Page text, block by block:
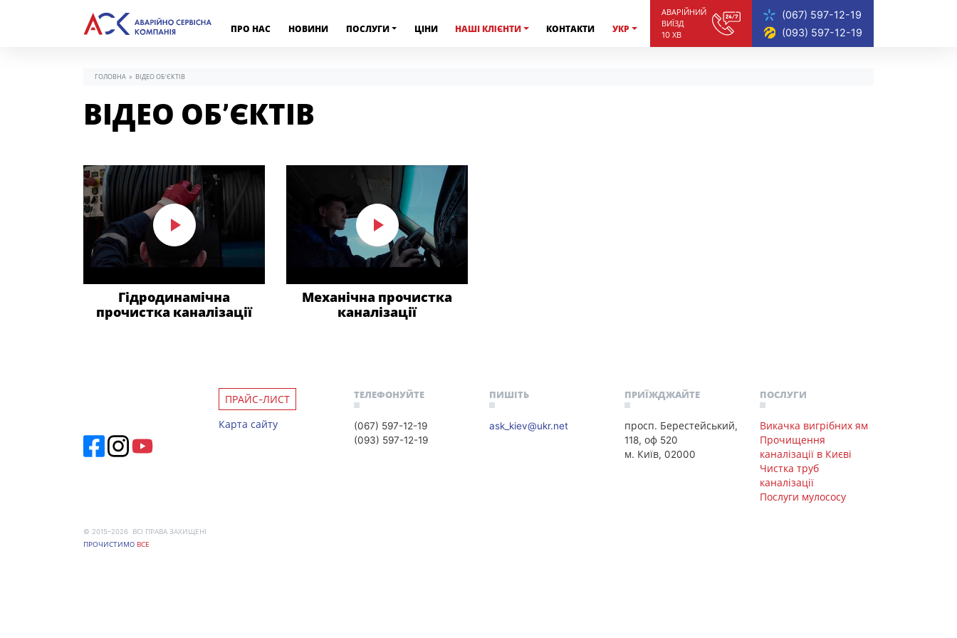
АВАРIЙНИЙ
ВИЇЗД
10 ХВ
(067) 597-12-19
(093) 597-12-19
ПРО НАС НОВИНИ ПОСЛУГИ ЦІНИ НАШІ КЛIЄНТИ КОНТАКТИ УКР
ГОЛОВНА » ВІДЕО ОБ’ЄКТІВ
ВІДЕО ОБ’ЄКТІВ
Гідродинамічна
прочистка каналізації
Механічна прочистка
каналізації
ТЕЛЕФОНУЙТЕ
(067) 597-12-19
(093) 597-12-19
ПРИЇЖДЖАЙТЕ
просп. Берестейський,
118, оф 520
м. Київ, 02000
ПИШІТЬ
ask_kiev@ukr.net
ПРАЙС-ЛИСТ
Карта сайту
ПОСЛУГИ
Викачка вигрібних ям
Прочищення
каналізації в Києві
Чистка труб
каналізації
Послуги мулососу
© 2015–2026 ВСІ ПРАВА ЗАХИЩЕНІ
ПРОЧИСТИМO ВСЕ